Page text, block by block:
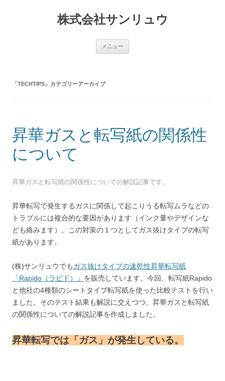
株式会社サンリュウ
メニュー
「TECHTIPS 」カテゴリーアーカイブ
昇華ガスと転写紙の関係性
について
昇華ガスと転写紙の関係性についての解説記事です。
昇華転写で発生するガスに関係して起こりうる転写ムラなどの
トラブルには複合的な要因があります（インク量やデザインな
ども絡みます）。この対策の１つとしてガス抜けタイプの転写
紙があります。
(株)サンリュウでもガス抜けタイプの速乾性昇華転写紙
「Rapido（ラピド）」 を販売しています。今回、転写紙Rapido
と他社の4種類のシートタイプ転写紙を使った比較テストを行い
ました。そのテスト結果も解説に交えつつ、昇華ガスと転写紙
の関係性についての解説記事を作成しました。
昇華転写では「ガス」が発生している。